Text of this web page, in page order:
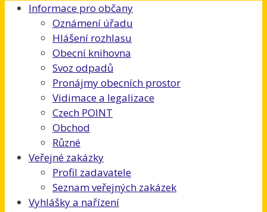
Informace pro občany
Oznámení úřadu
Hlášení rozhlasu
Obecní knihovna
Svoz odpadů
Pronájmy obecních prostor
Vidimace a legalizace
Czech POINT
Obchod
Různé
Veřejné zakázky
Profil zadavatele
Seznam veřejných zakázek
Vyhlášky a nařízení